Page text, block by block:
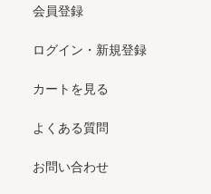
会員登録
ログイン・新規登録
カートを見る
よくある質問
お問い合わせ